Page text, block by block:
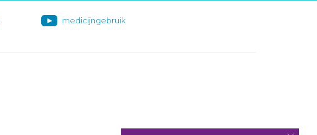
medicijngebruik